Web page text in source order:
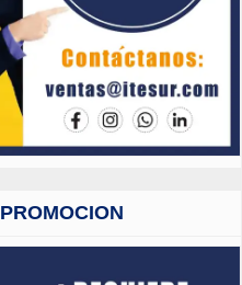
PROMOCION